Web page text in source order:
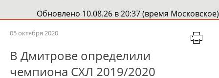
Обновлено 10.08.26 в 20:37 (время Московское)
05 октября 2020
В Дмитрове определили
чемпиона СХЛ 2019/2020